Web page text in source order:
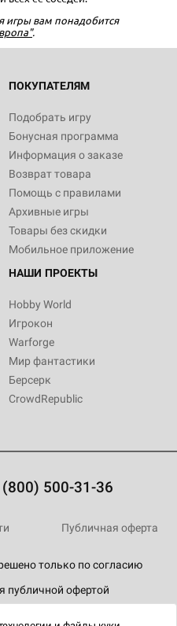
игры вам понадобится
.
ПОКУПАТЕЛЯМ
Подобрать игру
Бонусная программа
Информация о заказе
Возврат товара
Помощь с правилами
Архивные игры
Товары без скидки
Мобильное приложение
НАШИ ПРОЕКТЫ
Hobby World
Игрокон
Warforge
Мир фантастики
Берсерк
CrowdRepublic
500-31-36
только по согласию
публичной офертой
Публичная оферта